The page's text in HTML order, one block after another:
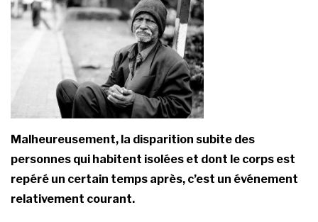
Malheureusement, la disparition subite des
personnes qui habitent isolées et dont le corps est
repéré un certain temps après, c’est un événement
relativement courant.